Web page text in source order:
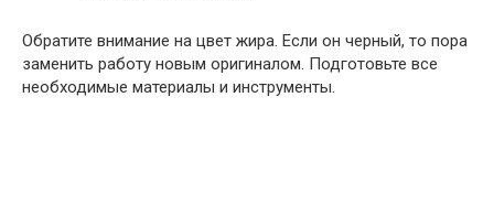
Обратите внимание на цвет жира. Если он черный, то пора
заменить работу новым оригиналом. Подготовьте все
необходимые материалы и инструменты.